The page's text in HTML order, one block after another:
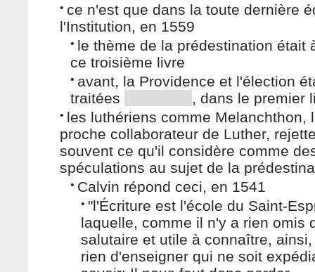
• ce n'est que dans la toute dernière
l'Institution, en 1559
• le thème de la prédestination était
ce troisième livre
• avant, la Providence et l'élection
traitées
, dans le premier
• les luthériens comme Melanchthon,
proche collaborateur de Luther,
souvent ce qu'il considère comme
spéculations au sujet de la
• Calvin répond ceci, en 1541
• "l'Écriture est l'école du Saint-
laquelle, comme il n'y a rien omis
salutaire et utile à connaître,
rien d'enseigner qui ne soit